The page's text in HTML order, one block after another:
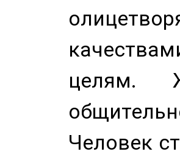
целям.
Человек